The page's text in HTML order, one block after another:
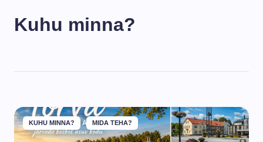
Kuhu minna?
KUHU MINNA? MIDA TEHA?